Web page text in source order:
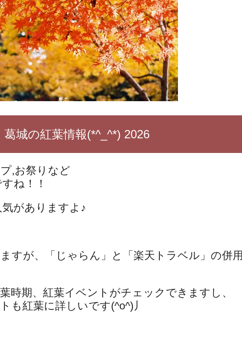
葛城の紅葉情報(*^_^*) 2026
,お祭りなど
ね！！
がありますよ♪
すが、「じゃらん」と「楽天トラベル」の併用
時期、紅葉イベントがチェックできますし、
も紅葉に詳しいです(^o^)丿